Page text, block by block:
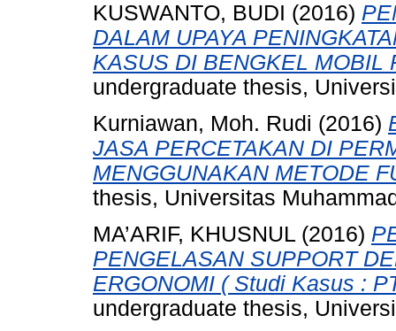
KUSWANTO, BUDI (2016)
DALAM UPAYA
KASUS DI BENGKEL MOBIL
undergraduate thesis,
Kurniawan, Moh. Rudi (2016)
JASA PERCETAKAN DI
MENGGUNAKAN METODE
thesis, Universitas
MA’ARIF, KHUSNUL (2016)
PENGELASAN SUPPORT
ERGONOMI ( Studi Kasus :
undergraduate thesis,